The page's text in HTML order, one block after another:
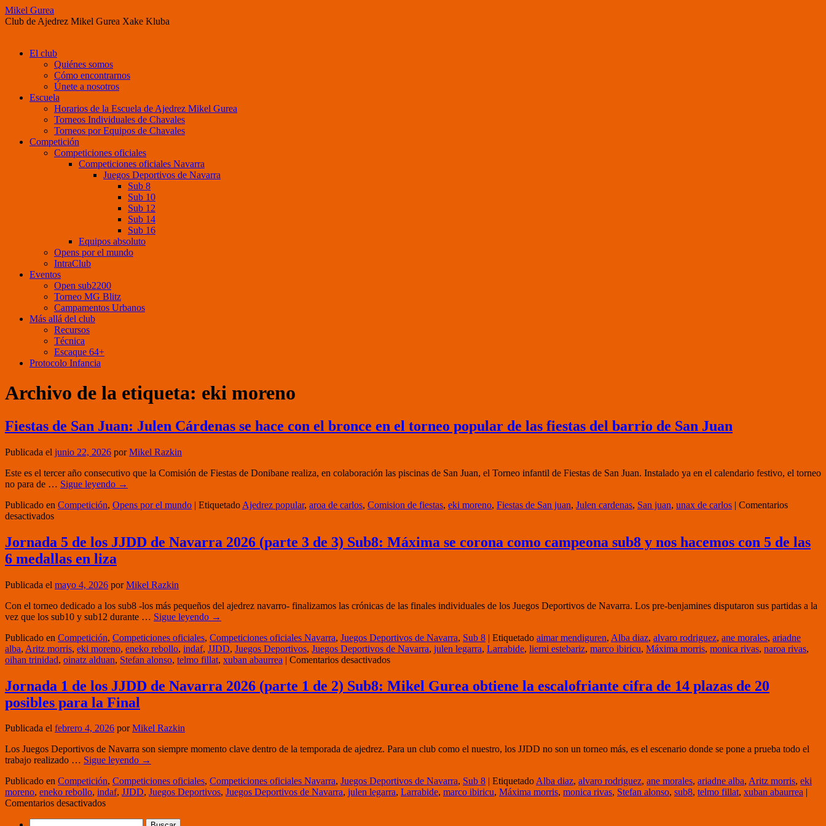
Mikel Gurea
Club de Ajedrez Mikel Gurea Xake Kluba
Saltar
El club
Quiénes somos
Cómo encontrarnos
Únete a nosotros
Escuela
Horarios de la Escuela de Ajedrez Mikel Gurea
Torneos Individuales de Chavales
Torneos por Equipos de Chavales
Competición
Competiciones oficiales
Competiciones oficiales Navarra
Juegos Deportivos de Navarra
Sub 8
Sub 10
Sub 12
Sub 14
Sub 16
Equipos absoluto
Opens por el mundo
IntraClub
Eventos
Open sub2200
Torneo MG Blitz
Campamentos Urbanos
Más allá del club
Recursos
Técnica
Escaque 64+
Protocolo Infancia
Archivo de la etiqueta: eki moreno
Fiestas de San Juan: Julen Cárdenas se hace con el bronce en el torneo popular de las fiestas del barrio de San Juan
Publicada el junio 22, 2026 por Mikel Razkin
Este es el tercer año consecutivo que la Comisión de Fiestas de Donibane realiza, en colaboración las piscinas de San Juan, el Torneo infantil de Fiestas de San Juan. Instalado ya en el calendario festivo, el torneo
no para de … Sigue leyendo →
Publicado en Competición, Opens por el mundo | Etiquetado Ajedrez popular, aroa de carlos, Comision de fiestas, eki moreno, Fiestas de San juan, Julen cardenas, San juan, unax de carlos | Comentarios
desactivadosen
de
San
Juan:
Cárdenas
se
hace
con
bronce
en
el
popular
de
las
del
de
San
Jornada 5 de los JJDD de Navarra 2026 (parte 3 de 3) Sub8: Máxima se corona como campeona sub8 y nos hacemos con 5 de las
6 medallas en liza
Publicada el mayo 4, 2026 por Mikel Razkin
Con el torneo dedicado a los sub8 -los más pequeños del ajedrez navarro- finalizamos las crónicas de las finales individuales de los Juegos Deportivos de Navarra. Los pre-benjamines disputaron sus partidas a la
vez que los sub10 y sub12 durante … Sigue leyendo →
Publicado en Competición, Competiciones oficiales, Competiciones oficiales Navarra, Juegos Deportivos de Navarra, Sub 8 | Etiquetado aimar mendiguren, Alba diaz, alvaro rodriguez, ane morales, ariadne
alba, Aritz morris, eki moreno, eneko rebollo, indaf, JJDD, Juegos Deportivos, Juegos Deportivos de Navarra, julen legarra, Larrabide, lierni estebariz, marco ibiricu, Máxima morris, monica rivas, naroa rivas,
oihan trinidad, oinatz alduan, Stefan alonso, telmo fillat, xuban abaurrea | Comentarios desactivadosen
5
de
2026
de
3)
Jornada 1 de los JJDD de Navarra 2026 (parte 1 de 2) Sub8: Mikel Gurea obtiene la escalofriante cifra de 14 plazas de 20
posibles para la Final
Publicada el febrero 4, 2026 por Mikel Razkin
Los Juegos Deportivos de Navarra son siempre momento clave dentro de la temporada de ajedrez. Para un club como el nuestro, los JJDD no son un torneo más, es el escenario donde se pone a prueba todo el
trabajo realizado … Sigue leyendo →
Publicado en Competición, Competiciones oficiales, Competiciones oficiales Navarra, Juegos Deportivos de Navarra, Sub 8 | EtiquetadoAlba diaz, alvaro rodriguez, ane morales, ariadne alba, Aritz morris, eki
moreno, eneko rebollo, indaf, JJDD, Juegos Deportivos, Juegos Deportivos de Navarra, julen legarra, Larrabide, marco ibiricu, Máxima morris, monica rivas, Stefan alonso, sub8, telmo fillat, xuban abaurrea |
Comentarios desactivadosen